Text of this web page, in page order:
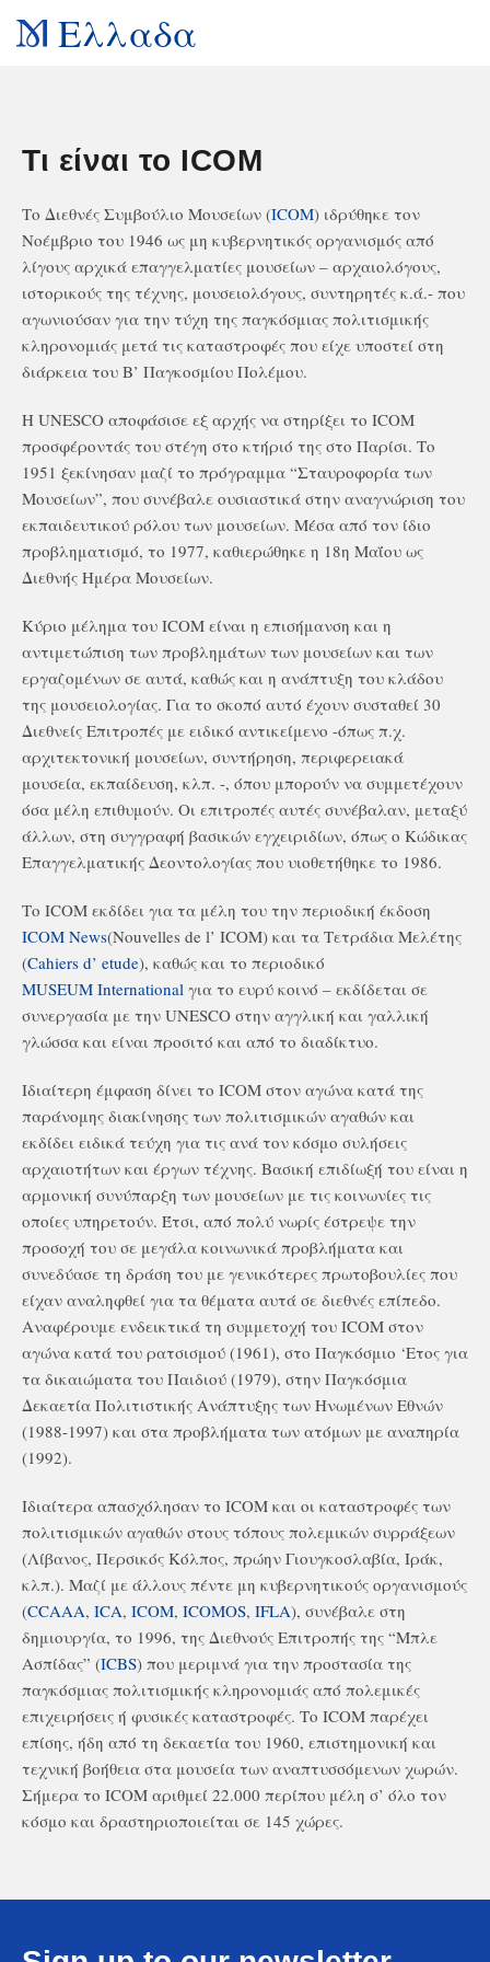
Ελλαδα
Τι είναι το ICOM
Το Διεθνές Συμβούλιο Μουσείων (ICOM) ιδρύθηκε τον
Νοέμβριο του 1946 ως μη κυβερνητικός οργανισμός από
λίγους αρχικά επαγγελματίες μουσείων – αρχαιολόγους,
ιστορικούς της τέχνης, μουσειολόγους, συντηρητές κ.ά.- που
αγωνιούσαν για την τύχη της παγκόσμιας πολιτισμικής
κληρονομιάς μετά τις καταστροφές που είχε υποστεί στη
διάρκεια του Β’ Παγκοσμίου Πολέμου.
Η UNESCO αποφάσισε εξ αρχής να στηρίξει το ICOM
προσφέροντάς του στέγη στο κτήριό της στο Παρίσι. Το
1951 ξεκίνησαν μαζί το πρόγραμμα “Σταυροφορία των
Μουσείων”, που συνέβαλε ουσιαστικά στην αναγνώριση του
εκπαιδευτικού ρόλου των μουσείων. Μέσα από τον ίδιο
προβληματισμό, το 1977, καθιερώθηκε η 18η Μαΐου ως
Διεθνής Ημέρα Μουσείων.
Κύριο μέλημα του ICOM είναι η επισήμανση και η
αντιμετώπιση των προβλημάτων των μουσείων και των
εργαζομένων σε αυτά, καθώς και η ανάπτυξη του κλάδου
της μουσειολογίας. Για το σκοπό αυτό έχουν συσταθεί 30
Διεθνείς Επιτροπές με ειδικό αντικείμενο -όπως π.χ.
αρχιτεκτονική μουσείων, συντήρηση, περιφερειακά
μουσεία, εκπαίδευση, κλπ. -, όπου μπορούν να συμμετέχουν
όσα μέλη επιθυμούν. Οι επιτροπές αυτές συνέβαλαν, μεταξύ
άλλων, στη συγγραφή βασικών εγχειριδίων, όπως ο Κώδικας
Επαγγελματικής Δεοντολογίας που υιοθετήθηκε το 1986.
Το ICOM εκδίδει για τα μέλη του την περιοδική έκδοση
ICOM News(Nouvelles de l’ ICOM) και τα Τετράδια Μελέτης
(Cahiers d’ etude), καθώς και το περιοδικό
MUSEUM International για το ευρύ κοινό – εκδίδεται σε
συνεργασία με την UNESCO στην αγγλική και γαλλική
γλώσσα και είναι προσιτό και από το διαδίκτυο.
Ιδιαίτερη έμφαση δίνει το ICOM στον αγώνα κατά της
παράνομης διακίνησης των πολιτισμικών αγαθών και
εκδίδει ειδικά τεύχη για τις ανά τον κόσμο συλήσεις
αρχαιοτήτων και έργων τέχνης. Βασική επιδίωξή του είναι η
αρμονική συνύπαρξη των μουσείων με τις κοινωνίες τις
οποίες υπηρετούν. Έτσι, από πολύ νωρίς έστρεψε την
προσοχή του σε μεγάλα κοινωνικά προβλήματα και
συνεδύασε τη δράση του με γενικότερες πρωτοβουλίες που
είχαν αναληφθεί για τα θέματα αυτά σε διεθνές επίπεδο.
Αναφέρουμε ενδεικτικά τη συμμετοχή του ICOM στον
αγώνα κατά του ρατσισμού (1961), στο Παγκόσμιο ‘Ετος για
τα δικαιώματα του Παιδιού (1979), στην Παγκόσμια
Δεκαετία Πολιτιστικής Ανάπτυξης των Ηνωμένων Εθνών
(1988-1997) και στα προβλήματα των ατόμων με αναπηρία
(1992).
Ιδιαίτερα απασχόλησαν το ICOM και οι καταστροφές των
πολιτισμικών αγαθών στους τόπους πολεμικών συρράξεων
(Λίβανος, Περσικός Κόλπος, πρώην Γιουγκοσλαβία, Ιράκ,
κλπ.). Μαζί με άλλους πέντε μη κυβερνητικούς οργανισμούς
(CCAAA, ICA, ICOM, ICOMOS, IFLA), συνέβαλε στη
δημιουργία, το 1996, της Διεθνούς Επιτροπής της “Μπλε
Ασπίδας” (ICBS) που μεριμνά για την προστασία της
παγκόσμιας πολιτισμικής κληρονομιάς από πολεμικές
επιχειρήσεις ή φυσικές καταστροφές. Το ICOM παρέχει
επίσης, ήδη από τη δεκαετία του 1960, επιστημονική και
τεχνική βοήθεια στα μουσεία των αναπτυσσόμενων χωρών.
Σήμερα το ICOM αριθμεί 22.000 περίπου μέλη σ’ όλο τον
κόσμο και δραστηριοποιείται σε 145 χώρες.